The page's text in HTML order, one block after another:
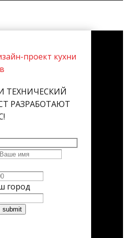
проект кухни
ТЕХНИЧЕСКИЙ
РАЗРАБОТАЮТ
город